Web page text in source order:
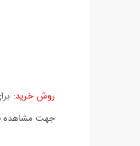
روش خرید:
جهت مشاهده